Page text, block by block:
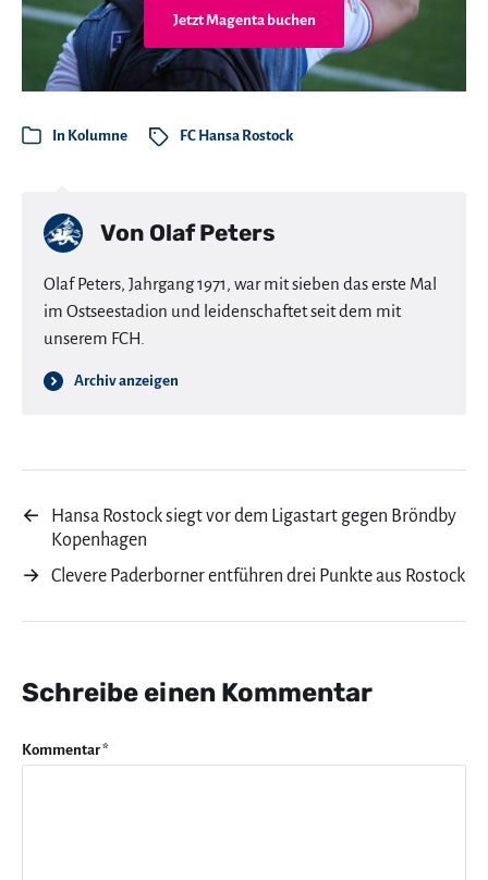
Jetzt Magenta buchen
In Kolumne FC Hansa Rostock
Von Olaf Peters
Olaf Peters, Jahrgang 1971, war mit sieben das erste Mal
im Ostseestadion und leidenschaftet seit dem mit
unserem FCH.
Archiv anzeigen
←
Hansa Rostock siegt vor dem Ligastart gegen Bröndby
Kopenhagen
→
Clevere Paderborner entführen drei Punkte aus Rostock
Schreibe einen Kommentar
Kommentar*